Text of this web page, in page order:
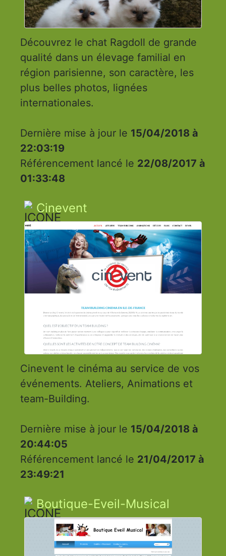
Découvrez le chat Ragdoll de grande
qualité dans un élevage familial en
région parisienne, son caractère, les
plus belles photos, lignées
internationales.
Dernière mise à jour le 15/04/2018 à
22:03:19
Référencement lancé le 22/08/2017 à
01:33:48
Cinevent
Cinevent le cinéma au service de vos
événements. Ateliers, Animations et
team-Building.
Dernière mise à jour le 15/04/2018 à
20:44:05
Référencement lancé le 21/04/2017 à
23:49:21
Boutique-Eveil-Musical